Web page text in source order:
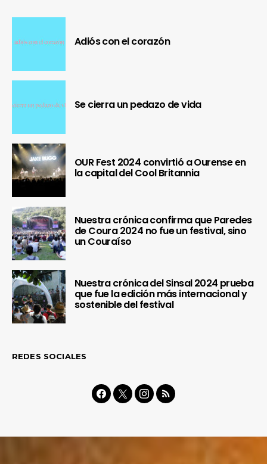
Adiós con el corazón
Se cierra un pedazo de vida
OUR Fest 2024 convirtió a Ourense en
la capital del Cool Britannia
Nuestra crónica confirma que Paredes
de Coura 2024 no fue un festival, sino
un Couraíso
Nuestra crónica del Sinsal 2024 prueba
que fue la edición más internacional y
sostenible del festival
REDES SOCIALES